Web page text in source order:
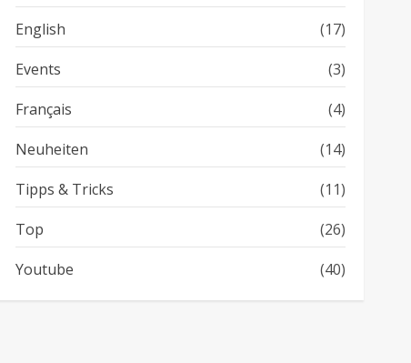
English
(17)
Events
(3)
Français
(4)
Neuheiten
(14)
Tipps & Tricks
(11)
Top
(26)
Youtube
(40)